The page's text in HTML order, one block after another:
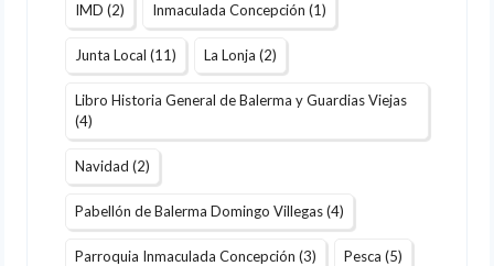
IMD (2) Inmaculada Concepción (1)
Junta Local (11) La Lonja (2)
Libro Historia General de Balerma y Guardias Viejas
(4)
Navidad (2)
Pabellón de Balerma Domingo Villegas(4)
Parroquia Inmaculada Concepción (3) Pesca (5)